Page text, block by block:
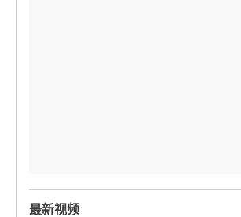
最新视频